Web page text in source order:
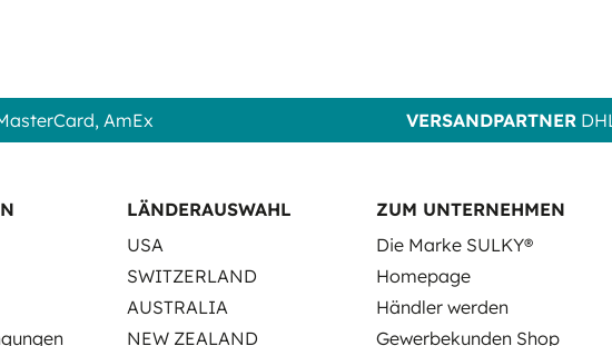
AmEx VERSANDPARTNER
LÄNDERAUSWAHL
USA
SWITZERLAND
AUSTRALIA
NEW ZEALAND
ZUM UNTERNEHMEN
Die Marke SULKY®
Homepage
Händler werden
Gewerbekunden Shop